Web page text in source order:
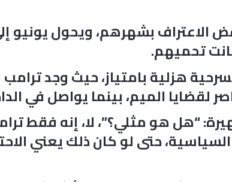
الاعتراف بشهرهم، ويحول يونيو
تحميهم.
هزلية بامتياز، حيث وجد
لقضايا الميم، بينما يواصل في
“هل هو مثلي؟”، لا، إنه فقط
حتى لو كان ذلك يعني